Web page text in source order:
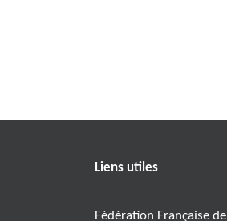
Liens utiles
Fédération Française de